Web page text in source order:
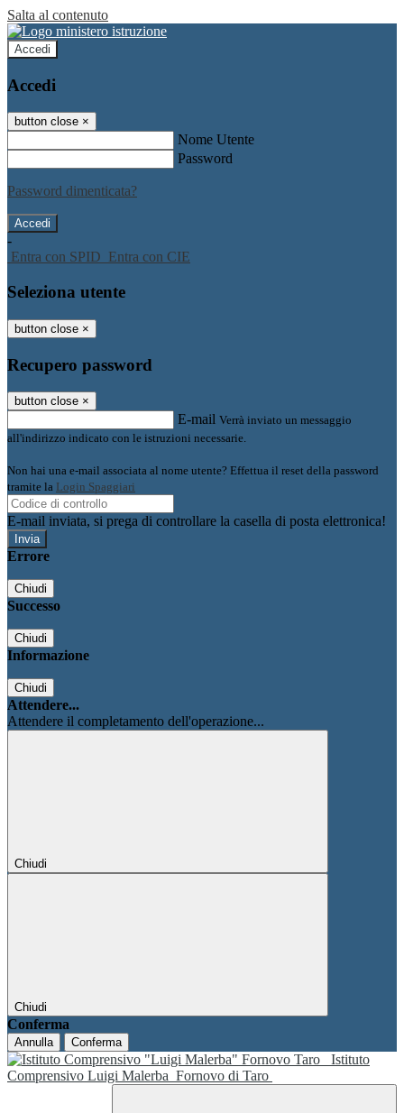
Salta al contenuto
Accedi
Accedi
button close ×
Nome Utente
Password
Password dimenticata?
-
Entra con SPID Entra con CIE
Seleziona utente
button close ×
Recupero password
button close ×
E-mail Verrà inviato un messaggio
all'indirizzo indicato con le istruzioni necessarie.
Non hai una e-mail associata al nome utente? Effettua il reset della password
tramite la Login Spaggiari
E-mail inviata, si prega di controllare la casella di posta elettronica!
Errore
Chiudi
Successo
Chiudi
Informazione
Chiudi
Attendere...
Attendere il completamento dell'operazione...
Chiudi
Chiudi
Conferma
Annulla Conferma
Istituto
Comprensivo Luigi Malerba Fornovo di Taro